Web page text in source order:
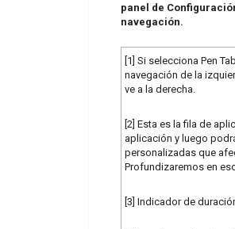
panel de
navegación.
[1] Si selecciona Pen
navegación de la
ve a la derecha.
[2] Esta es la fila de
aplicación y luego
personalizadas que
Profundizaremos en
[3] Indicador de